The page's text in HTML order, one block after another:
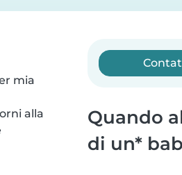
mia
alla
Quando
di un*